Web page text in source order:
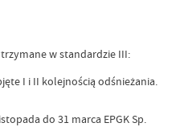
w standardzie III:
I i II kolejnością odśnieżania.
do 31 marca EPGK Sp.